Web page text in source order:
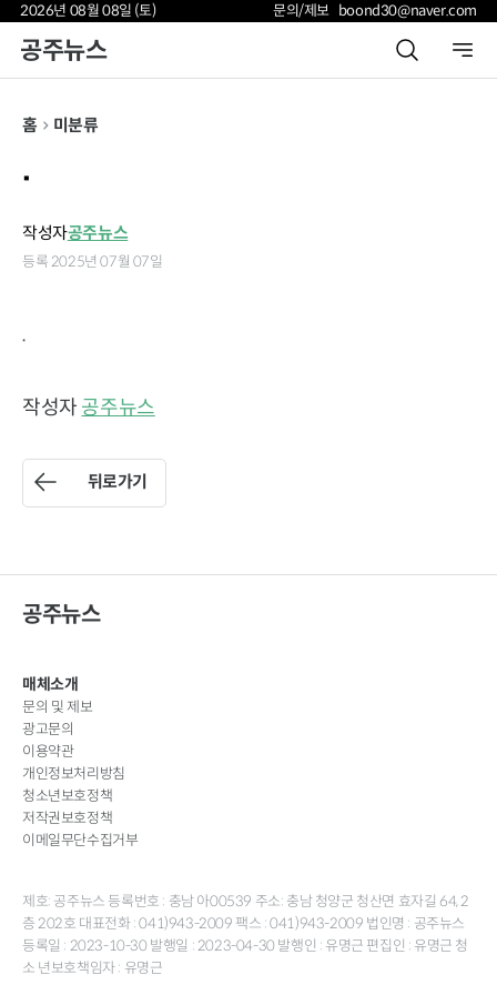
2026년 08월 08일 (토) 문의/제보 boond30@naver.com
공주뉴스
홈 미분류
.
작성자공주뉴스
등록 2025년 07월 07일
.
작성자 공주뉴스
뒤로가기
공주뉴스
매체소개
문의 및 제보
광고문의
이용약관
개인정보처리방침
청소년보호정책
저작권보호정책
이메일무단수집거부
제호: 공주뉴스 등록번호 : 충남 아00539 주소: 충남 청양군 청산면 효자길 64, 2
층 202호 대표전화 : 041)943-2009 팩스 : 041)943-2009 법인명 : 공주뉴스
등록일 : 2023-10-30 발행일 : 2023-04-30 발행인 : 유명근 편집인 : 유명근 청
소 년보호책임자 : 유명근